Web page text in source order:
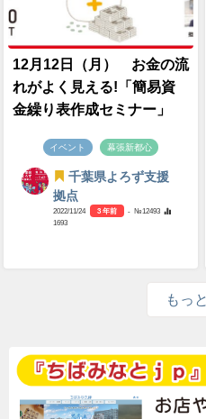
12月12日（月） お金の流
れがよく見える!「簡易資
金繰り表作成セミナー」
イベント 幕張新都心
千葉県よろず支援
拠点
2022/11/24 3 年前
- №12493
1693
もっ